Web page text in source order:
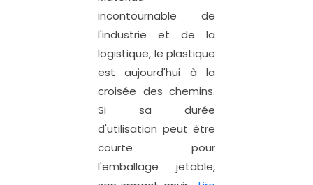
incontournable de
l'industrie et de la
logistique, le plastique
est aujourd'hui à la
croisée des chemins.
Si sa durée
d'utilisation peut être
courte pour
l'emballage jetable,